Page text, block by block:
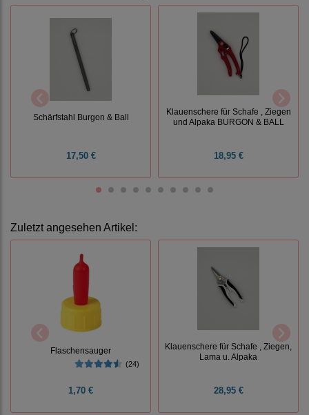
Schärfstahl Burgon & Ball
17,50 €
Klauenschere für Schafe , Ziegen
und Alpaka BURGON & BALL
18,95 €
Zuletzt angesehen Artikel:
Flaschensauger
(24)
1,70 €
Klauenschere für Schafe , Ziegen,
Lama u. Alpaka
28,95 €